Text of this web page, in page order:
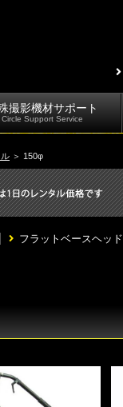
撮影機材サポート
Circle Support Service
＞ 150φ
フラットベースヘッド